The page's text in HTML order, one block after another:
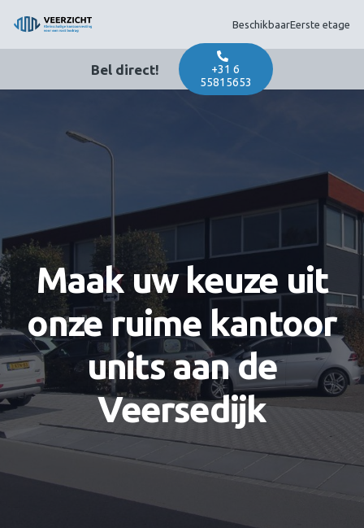
BeschikbaarEerste etage
Bel direct!
+31 6
55815653
Maak uw keuze uit
onze ruime kantoor
units aan de
Veersedijk